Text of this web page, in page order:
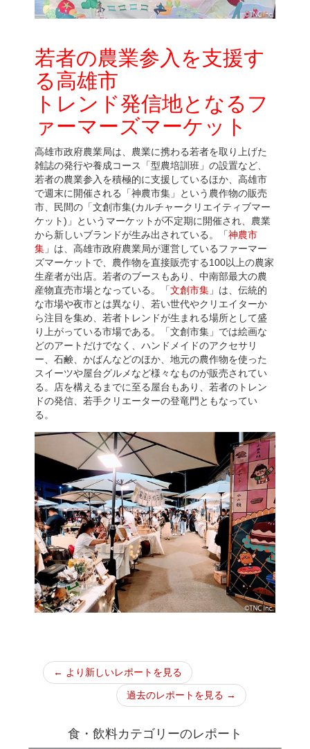
若者の農業参入を支援す
る高雄市
トレンド発信地となるフ
ァーマーズマーケット
高雄市政府農業局は、農業に携わる若者を取り上げた
雑誌の発行や養成コース「型農培訓班」の設置など、
若者の農業参入を積極的に支援しているほか、高雄市
で週末に開催される「神農市集」という農作物の販売
市、民間の「文創市集(カルチャークリエイティブマー
ケット)」というマーケットが不定期に開催され、農業
から新しいブランドが生み出されている。「神農市
集 」は、高雄市政府農業局が運営しているファーマー
ズマーケットで、農作物を直接販売する100以上の農家
生産者が出店。若者のブースもあり、中南部最大の農
産物直売市場となっている。「文創市集 」は、伝統的
な市場や夜市とは異なり、若い世代やクリエイターか
ら注目を集め、若者トレンドが生まれる場所として盛
り上がっている市場である。「文創市集」では絵画な
どのアートだけでなく、ハンドメイドのアクセサリ
ー、石鹸、かばんなどのほか、地元の農作物を使った
スイーツや屋台グルメなど様々なものが販売されてい
る。店を構えるまでに至る屋台もあり、若者のトレン
ドの発信、若手クリエーターの登竜門ともなってい
る。
← より新しいレポートを見る
過去のレポートを見る →
食・飲料カテゴリーのレポート